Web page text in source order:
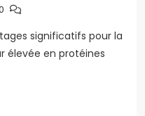
significatifs pour la
élevée en protéines